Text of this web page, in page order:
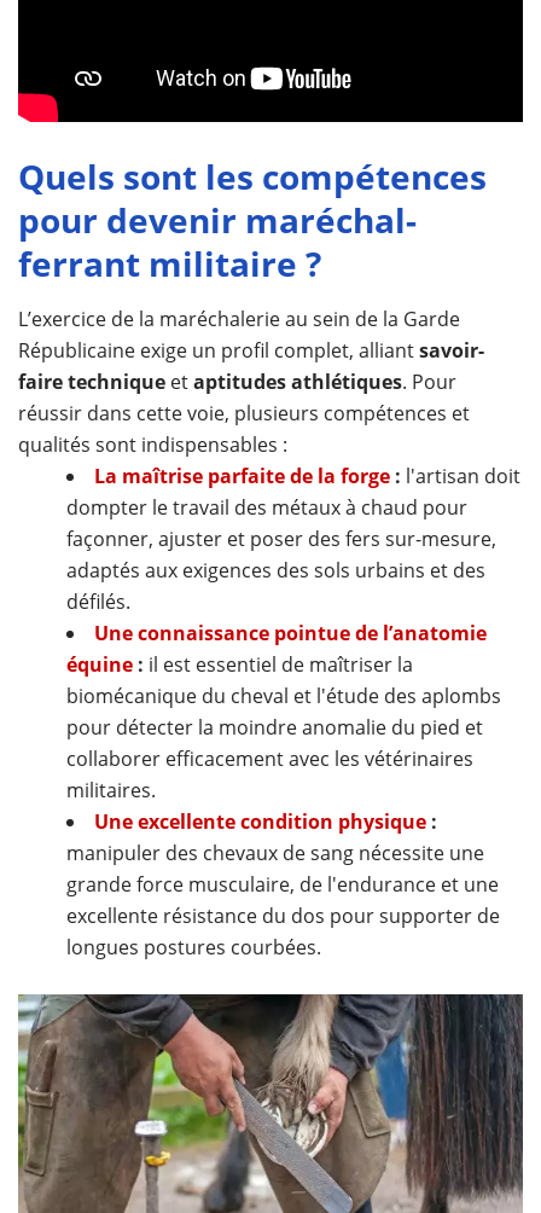
Quels sont les compétences
pour devenir maréchal-
ferrant militaire ?
L’exercice de la maréchalerie au sein de la Garde
Républicaine exige un profil complet, alliantsavoir-
faire technique etaptitudes athlétiques. Pour
réussir dans cette voie, plusieurs compétences et
qualités sont indispensables :
La maîtrise parfaite de la forge : l'artisan doit
dompter le travail des métaux à chaud pour
façonner, ajuster et poser des fers sur-mesure,
adaptés aux exigences des sols urbains et des
défilés.
Une connaissance pointue de l’anatomie
équine : il est essentiel de maîtriser la
biomécanique du cheval et l'étude des aplombs
pour détecter la moindre anomalie du pied et
collaborer efficacement avec les vétérinaires
militaires.
Une excellente condition physique :
manipuler des chevaux de sang nécessite une
grande force musculaire, de l'endurance et une
excellente résistance du dos pour supporter de
longues postures courbées.